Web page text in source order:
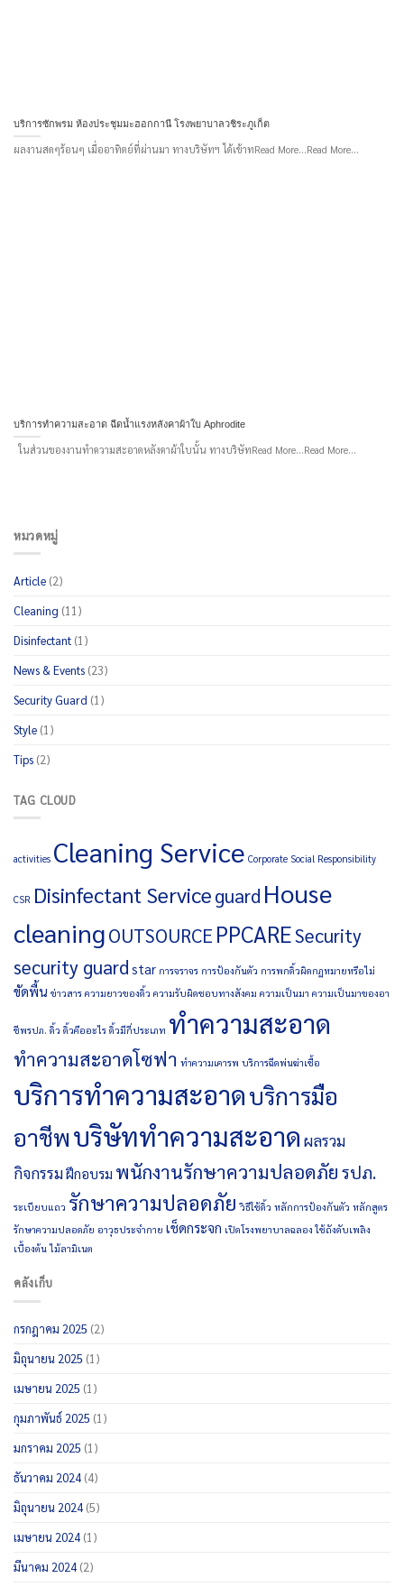
หมวดหมู่
Article (2)
Cleaning (11)
Disinfectant (1)
News & Events (23)
Security Guard (1)
Style (1)
Tips (2)
TAG CLOUD
activities Cleaning Service Corporate Social Responsibility
CSR Disinfectant Serviceguard House
cleaningOUTSOURCE PPCARESecurity
security guard star การจราจร การป้องกันตัว การพกดิ้วผิดกฏหมายหรือไม่
ขัดพื้น ข่าวสาร ความยาวของดิ้ว ความรับผิดชอบทางสังคม ความเป็นมา ความเป็นมาของอา
ชีพรปภ. ดิ้ว ดิ้วคืออะไร ดิ้วมีกี่ประเภท ทำความสะอาด
ทำความสะอาดโซฟา ทำความเคารพ บริการฉีดพ่นฆ่าเชื้อ
บริการทำความสะอาดบริการมือ
อาชีพบริษัททำความสะอาด ผลรวม
กิจกรรมฝึกอบรม พนักงานรักษาความปลอดภัย รปภ.
ระเบียบแถว รักษาความปลอดภัย วิธีใช้ดิ้ว หลักการป้องกันตัว หลักสูตร
รักษาความปลอดภัย อาวุธประจำกาย เช็ดกระจก เปิดโรงพยาบาลฉลอง ใช้ถังดับเพลิง
เบื้องต้น ไม้ลามิเนต
คลังเก็บ
กรกฎาคม 2025 (2)
มิถุนายน 2025 (1)
เมษายน 2025 (1)
กุมภาพันธ์ 2025 (1)
มกราคม 2025 (1)
ธันวาคม 2024 (4)
มิถุนายน 2024 (5)
เมษายน 2024 (1)
มีนาคม 2024 (2)
บริการซักพรม ห้องประชุมมะฮอกกานี โรงพยาบาลวชิระภูเก็ต
ผลงานสดๆร้อนๆ เมื่ออาทิตย์ที่ผ่านมา ทางบริษัทฯ ได้เข้าทRead More...Read More...
บริการทำความสะอาด ฉีดน้ำแรงหลังคาผ้าใบ Aphrodite
ในส่วนของงานทำความสะอาดหลังคาผ้าใบนั้น ทางบริษัทRead More...Read More...